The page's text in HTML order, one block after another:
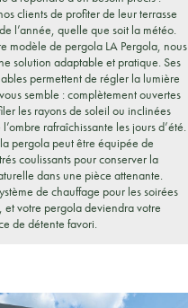
clients de profiter de leur terrasse
l’année, quelle que soit la météo.
modèle de pergola LA Pergola, nous
solution adaptable et pratique. Ses
permettent de régler la lumière
semble : complètement ouvertes
les rayons de soleil ou inclinées
rafraîchissante les jours d’été.
pergola peut être équipée de
coulissants pour conserver la
dans une pièce attenante.
de chauffage pour les soirées
et votre pergola deviendra votre
de détente favori.